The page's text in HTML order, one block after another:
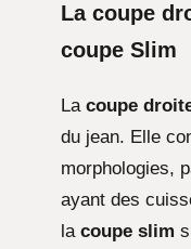
La coupe
coupe Slim
La coupe
du jean. Elle
morphologies,
ayant des
la coupe slim